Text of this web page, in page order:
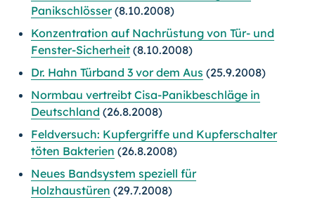
Panikschlösser(8.10.2008)
Konzentration auf Nachrüstung von Tür- und
Fenster-Sicherheit (8.10.2008)
Dr. Hahn Türband 3 vor dem Aus (25.9.2008)
Normbau vertreibt Cisa-Panikbeschläge in
Deutschland (26.8.2008)
Feldversuch: Kupfergriffe und Kupferschalter
töten Bakterien (26.8.2008)
Neues Bandsystem speziell für
Holzhaustüren (29.7.2008)